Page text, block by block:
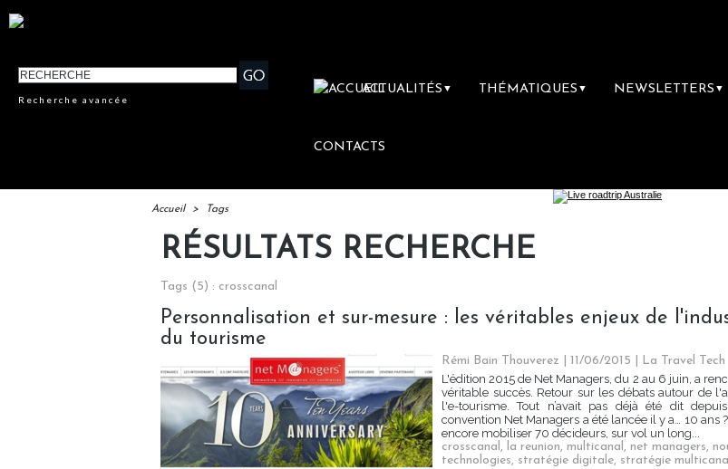
Recherche avancée
ACTUALITÉS ▼ THÉMATIQUES ▼ NEWSLETTERS ▼
CONTACTS
Accueil > Tags
RÉSULTATS RECHERCHE
Tags (5) : crosscanal
Personnalisation et sur-mesure : les véritables enjeux de
du tourisme
Rémi Bain Thouverez | 11/06/2015
La Travel Tech
L'édition 2015 de Net Managers, du 2 au 6 juin, a
véritable succès. Retour sur les débats autour de
l'e-tourisme. Tout n’avait pas déjà été dit
convention Net Managers a été lancée il y a… 10 ans
encore mobiliser 70 décideurs, sur vol un long...
crosscanal, la reunion, multicanal, net managers,
technologies, stratégie digitale, stratégie